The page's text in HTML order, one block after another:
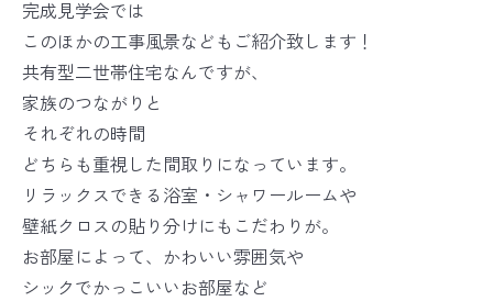
完成見学会では
このほかの工事風景などもご紹介致します！
共有型二世帯住宅なんですが、
家族のつながりと
それぞれの時間
どちらも重視した間取りになっています。
リラックスできる浴室・シャワールームや
壁紙クロスの貼り分けにもこだわりが。
お部屋によって、かわいい雰囲気や
シックでかっこいいお部屋など